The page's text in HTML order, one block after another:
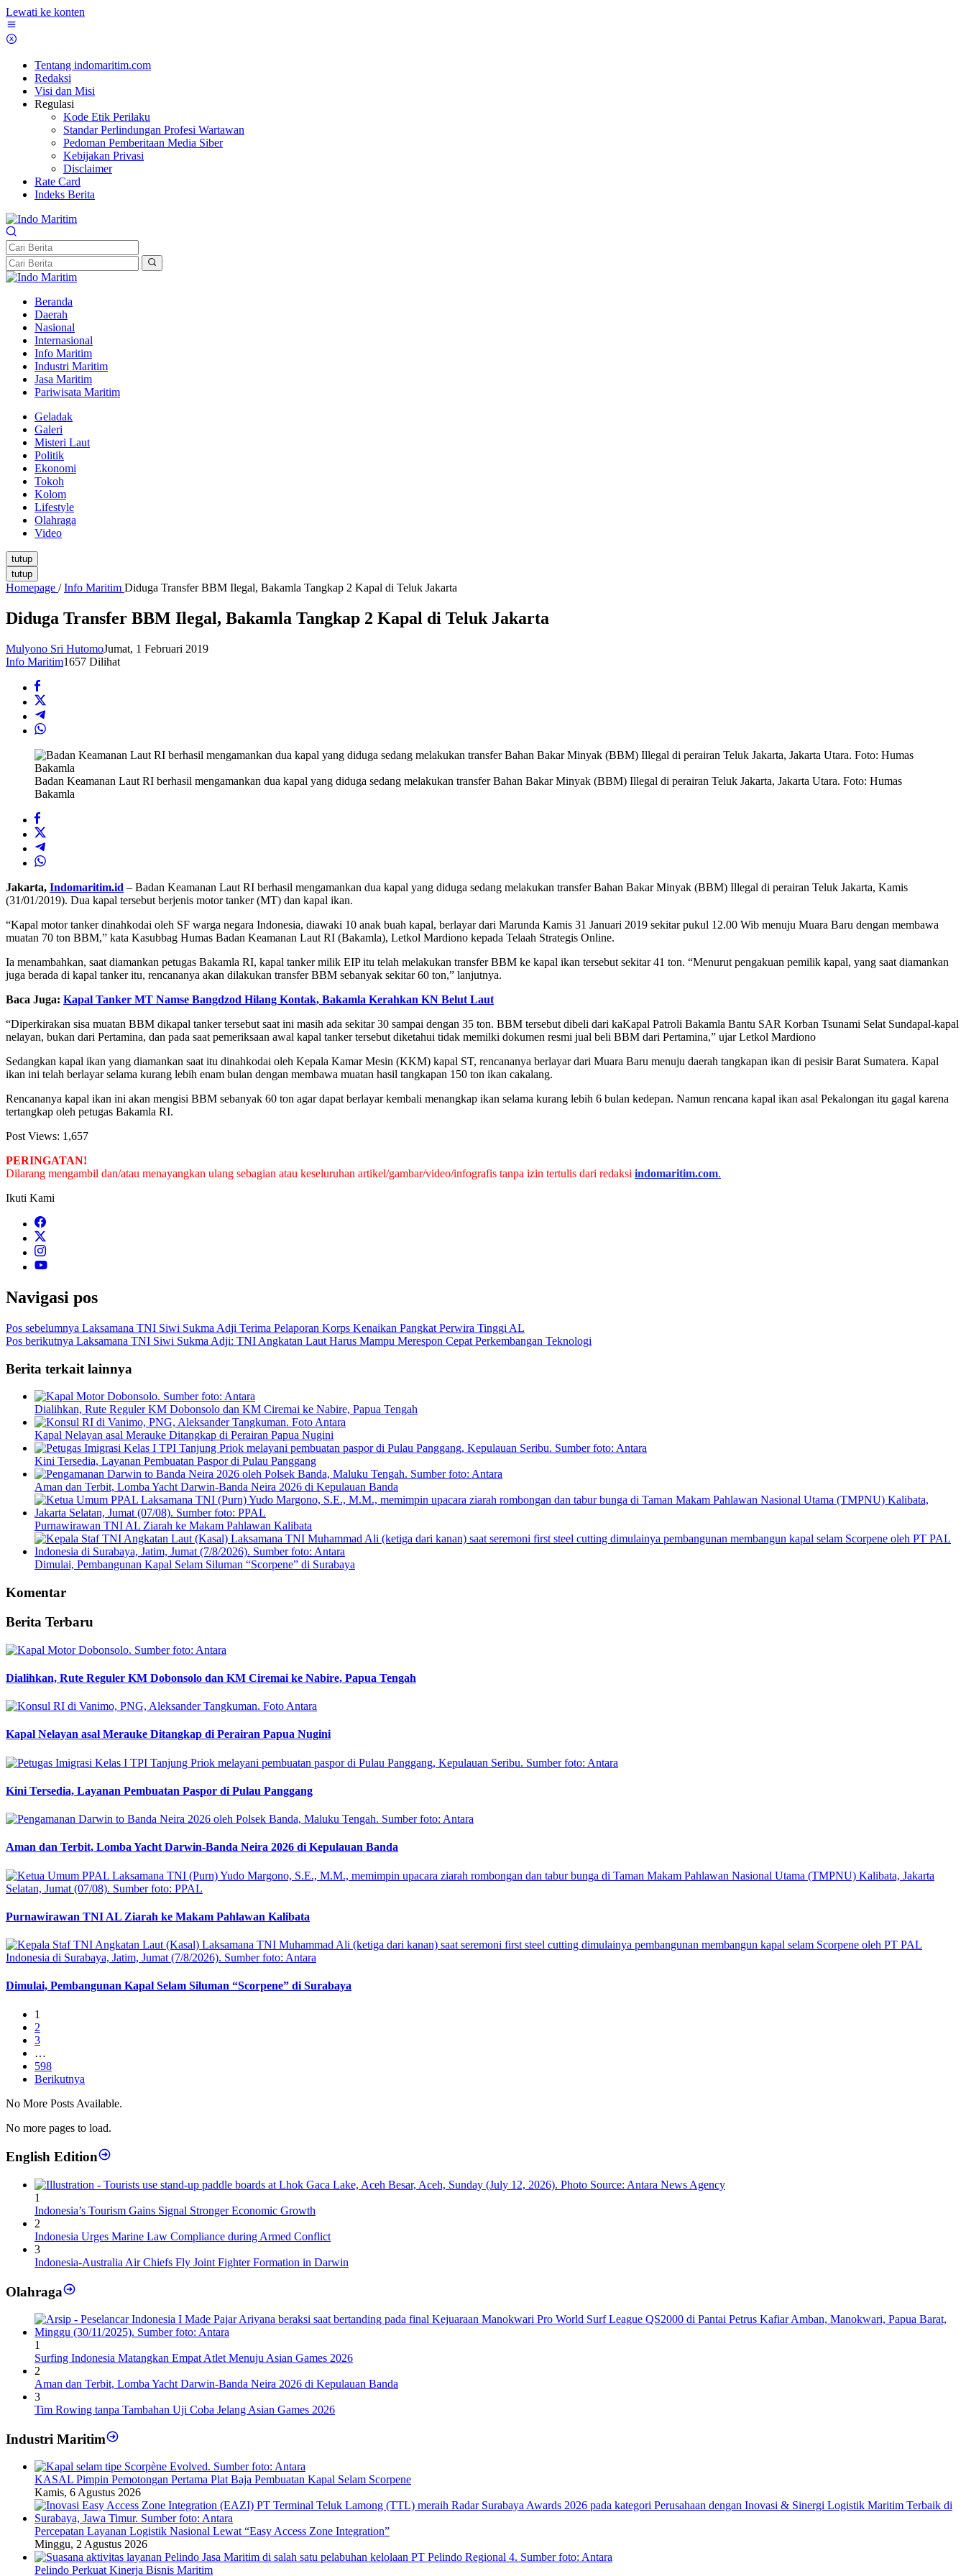
Lewati ke konten
Tentang indomaritim.com
Redaksi
Visi dan Misi
Regulasi
Kode Etik Perilaku
Standar Perlindungan Profesi Wartawan
Pedoman Pemberitaan Media Siber
Kebijakan Privasi
Disclaimer
Rate Card
Indeks Berita
Beranda
Daerah
Nasional
Internasional
Info Maritim
Industri Maritim
Jasa Maritim
Pariwisata Maritim
Geladak
Galeri
Misteri Laut
Politik
Ekonomi
Tokoh
Kolom
Lifestyle
Olahraga
Video
tutup
tutup
Homepage / Info Maritim Diduga Transfer BBM Ilegal, Bakamla Tangkap 2 Kapal di Teluk Jakarta
Diduga Transfer BBM Ilegal, Bakamla Tangkap 2 Kapal di Teluk Jakarta
Mulyono Sri HutomoJumat, 1 Februari 2019
Info Maritim1657 Dilihat
Badan Keamanan Laut RI berhasil mengamankan dua kapal yang diduga sedang melakukan transfer Bahan Bakar Minyak (BBM) Illegal di perairan Teluk Jakarta, Jakarta Utara. Foto: Humas
Bakamla
Jakarta, Indomaritim.id – Badan Keamanan Laut RI berhasil mengamankan dua kapal yang diduga sedang melakukan transfer Bahan Bakar Minyak (BBM) Illegal di perairan Teluk Jakarta, Kamis
(31/01/2019). Dua kapal tersebut berjenis motor tanker (MT) dan kapal ikan.
“Kapal motor tanker dinahkodai oleh SF warga negara Indonesia, diawaki 10 anak buah kapal, berlayar dari Marunda Kamis 31 Januari 2019 sekitar pukul 12.00 Wib menuju Muara Baru dengan membawa
muatan 70 ton BBM,” kata Kasubbag Humas Badan Keamanan Laut RI (Bakamla), Letkol Mardiono kepada Telaah Strategis Online.
Ia menambahkan, saat diamankan petugas Bakamla RI, kapal tanker milik EIP itu telah melakukan transfer BBM ke kapal ikan tersebut sekitar 41 ton. “Menurut pengakuan pemilik kapal, yang saat diamankan
juga berada di kapal tanker itu, rencananya akan dilakukan transfer BBM sebanyak sekitar 60 ton,” lanjutnya.
Baca Juga: Kapal Tanker MT Namse Bangdzod Hilang Kontak, Bakamla Kerahkan KN Belut Laut
“Diperkirakan sisa muatan BBM dikapal tanker tersebut saat ini masih ada sekitar 30 sampai dengan 35 ton. BBM tersebut dibeli dari kaKapal Patroli Bakamla Bantu SAR Korban Tsunami Selat Sundapal-kapal
nelayan, bukan dari Pertamina, dan pada saat pemeriksaan awal kapal tanker tersebut diketahui tidak memilki dokumen resmi jual beli BBM dari Pertamina,” ujar Letkol Mardiono
Sedangkan kapal ikan yang diamankan saat itu dinahkodai oleh Kepala Kamar Mesin (KKM) kapal ST, rencananya berlayar dari Muara Baru menuju daerah tangkapan ikan di pesisir Barat Sumatera. Kapal
ikan ini telah berlayar selama kurang lebih enam bulan dengan membawa muatan hasil tangkapan 150 ton ikan cakalang.
Rencananya kapal ikan ini akan mengisi BBM sebanyak 60 ton agar dapat berlayar kembali menangkap ikan selama kurang lebih 6 bulan kedepan. Namun rencana kapal ikan asal Pekalongan itu gagal karena
tertangkap oleh petugas Bakamla RI.
Post Views: 1,657
PERINGATAN!
Dilarang mengambil dan/atau menayangkan ulang sebagian atau keseluruhan artikel/gambar/video/infografis tanpa izin tertulis dari redaksi indomaritim.com.
Ikuti Kami
Navigasi pos
Pos sebelumnya Laksamana TNI Siwi Sukma Adji Terima Pelaporan Korps Kenaikan Pangkat Perwira Tinggi AL
Pos berikutnya Laksamana TNI Siwi Sukma Adji: TNI Angkatan Laut Harus Mampu Merespon Cepat Perkembangan Teknologi
Berita terkait lainnya
Dialihkan, Rute Reguler KM Dobonsolo dan KM Ciremai ke Nabire, Papua Tengah
Kapal Nelayan asal Merauke Ditangkap di Perairan Papua Nugini
Kini Tersedia, Layanan Pembuatan Paspor di Pulau Panggang
Aman dan Terbit, Lomba Yacht Darwin-Banda Neira 2026 di Kepulauan Banda
Purnawirawan TNI AL Ziarah ke Makam Pahlawan Kalibata
Dimulai, Pembangunan Kapal Selam Siluman “Scorpene” di Surabaya
Komentar
Berita Terbaru
Dialihkan, Rute Reguler KM Dobonsolo dan KM Ciremai ke Nabire, Papua Tengah
Kapal Nelayan asal Merauke Ditangkap di Perairan Papua Nugini
Kini Tersedia, Layanan Pembuatan Paspor di Pulau Panggang
Aman dan Terbit, Lomba Yacht Darwin-Banda Neira 2026 di Kepulauan Banda
Purnawirawan TNI AL Ziarah ke Makam Pahlawan Kalibata
Dimulai, Pembangunan Kapal Selam Siluman “Scorpene” di Surabaya
1
2
3
…
598
Berikutnya
No More Posts Available.
No more pages to load.
English Edition
1
Indonesia’s Tourism Gains Signal Stronger Economic Growth
2
Indonesia Urges Marine Law Compliance during Armed Conflict
3
Indonesia-Australia Air Chiefs Fly Joint Fighter Formation in Darwin
Olahraga
1
Surfing Indonesia Matangkan Empat Atlet Menuju Asian Games 2026
2
Aman dan Terbit, Lomba Yacht Darwin-Banda Neira 2026 di Kepulauan Banda
3
Tim Rowing tanpa Tambahan Uji Coba Jelang Asian Games 2026
Industri Maritim
KASAL Pimpin Pemotongan Pertama Plat Baja Pembuatan Kapal Selam Scorpene
Kamis, 6 Agustus 2026
Percepatan Layanan Logistik Nasional Lewat “Easy Access Zone Integration”
Minggu, 2 Agustus 2026
Pelindo Perkuat Kinerja Bisnis Maritim